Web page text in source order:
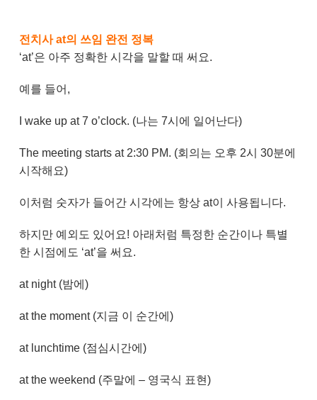
전치사 at의 쓰임 완전 정복
‘at’은 아주 정확한 시각을 말할 때 써요.
예를 들어,
I wake up at 7 o’clock. (나는 7시에 일어난다)
The meeting starts at 2:30 PM. (회의는 오후 2시 30분에
시작해요)
이처럼 숫자가 들어간 시각에는 항상 at이 사용됩니다.
하지만 예외도 있어요! 아래처럼 특정한 순간이나 특별
한 시점에도 ‘at’을 써요.
at night (밤에)
at the moment (지금 이 순간에)
at lunchtime (점심시간에)
at the weekend (주말에 – 영국식 표현)